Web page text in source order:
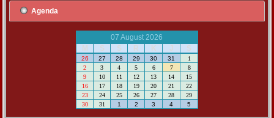
Agenda
07 August 2026
M
S S R K J S
26 27 28 29 30 31
1
2
3 4 5 6 7
8
9
10 11 12 13 14
15
16
17 18 19 20 21
22
23
24 25 26 27 28
29
30
31 1 2 3 4 5